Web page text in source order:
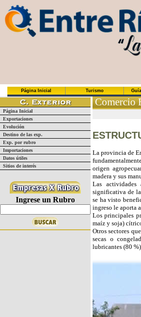
Página Inicial Turismo
Página Inicial
Exportaciones
Evolución
Destino de las exp.
Exp. por rubro
Importaciones
Datos útiles
Sitios de interés
Ingrese un Rubro
Comercio
La provincia de
origen
madera y sus
Las actividades
significativa de
se ha visto
ingreso le aporta
Los principales
maíz y soja)
Otros sectores
secas o
lubricantes (80